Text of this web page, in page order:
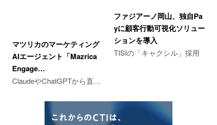
マツリカのマーケティング
AIエージェント「Mazrica
Engage…
ClaudeやChatGPTから直…
ファジアーノ岡山、独自Pa
yに顧客行動可視化ソリュー
ションを導入
TISIの「キャクシル」採用